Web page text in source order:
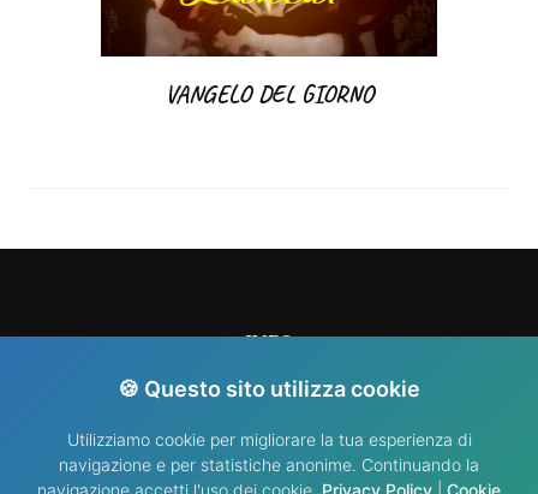
VANGELO DEL GIORNO
INFO
info@nididellimmacolata.com
🍪 Questo sito utilizza cookie
Utilizziamo cookie per migliorare la tua esperienza di
navigazione e per statistiche anonime. Continuando la
navigazione accetti l'uso dei cookie. Privacy Policy Cookie